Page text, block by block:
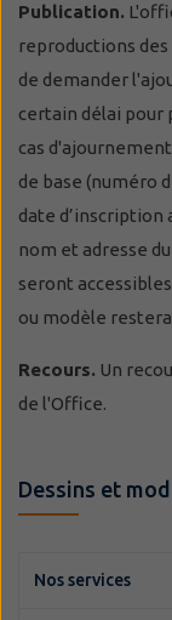
Publication.
reproductions
de demander
certain délai pour
cas
de base (numéro
date d’inscription
nom et adresse
seront
ou modèle
Recours. Un
de l'Office.
Dessins et
Nos services